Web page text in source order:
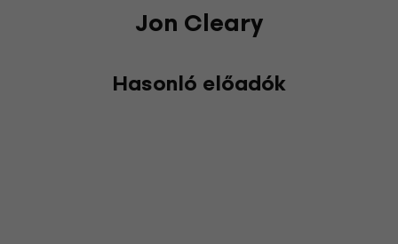
Jon Cleary
Hasonló előadók